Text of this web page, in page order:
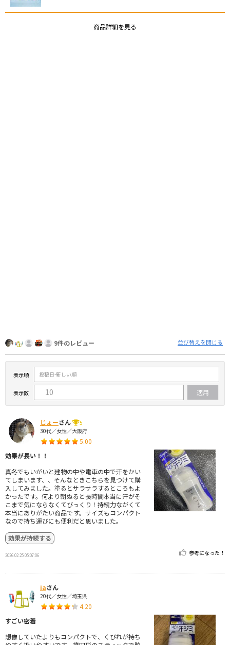
商品詳細を見る
9件のレビュー 並び替えを閉じる
表示順
表示数
じょーさん
5
30代／女性／大阪府
5.00
効果が長い！！
真冬でもいがいと建物の中や電車の中で汗をかい
てしまいます、、そんなときこちらを見つけて購
入してみました。塗るとサラサラするところもよ
かったです。何より朝ぬると長時間本当に汗がそ
こまで気にならなくてびっくり！持続力ながくて
本当にありがたい商品です。サイズもコンパクト
なので持ち運びにも便利だと思いました。
効果が持続する
2026.02.25 05:07:06 参考になった！
iaさん
20代／女性／埼玉県
4.20
すごい密着
想像していたよりもコンパクトで、くびれが持ち